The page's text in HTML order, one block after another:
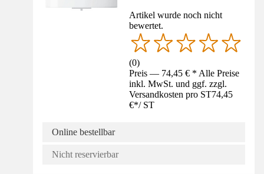
Artikel wurde noch nicht
bewertet.
(0)
Preis — 74,45 € * Alle Preise
inkl. MwSt. und ggf. zzgl.
Versandkosten pro ST74,45
€*/ ST
Online bestellbar
Nicht reservierbar